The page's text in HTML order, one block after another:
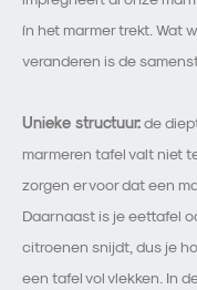
ín het marmer trekt. Wat
veranderen is de
Unieke structuur:de
marmeren tafel valt niet
zorgen er voor dat een
Daarnaast is je eettafel
citroenen snijdt, dus je
een tafel vol vlekken. In